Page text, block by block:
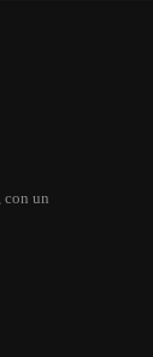
con un